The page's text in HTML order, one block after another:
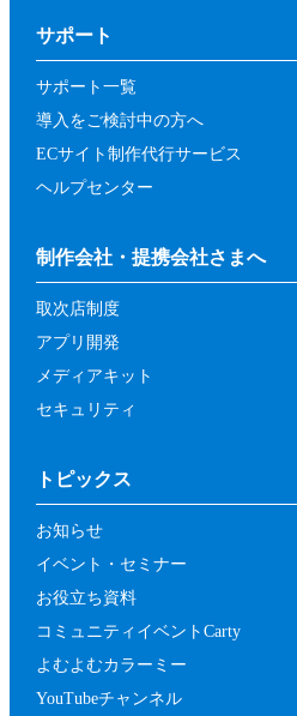
サポート
サポート一覧
導入をご検討中の方へ
ECサイト制作代行サービス
ヘルプセンター
制作会社・提携会社さまへ
取次店制度
アプリ開発
メディアキット
セキュリティ
トピックス
お知らせ
イベント・セミナー
お役立ち資料
コミュニティイベントCarty
よむよむカラーミー
YouTubeチャンネル